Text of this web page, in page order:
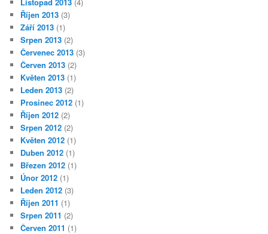
Říjen 2013 (3)
Září 2013 (1)
Srpen 2013 (2)
Červenec 2013 (3)
Červen 2013 (2)
Květen 2013 (1)
Leden 2013 (2)
Prosinec 2012 (1)
Říjen 2012 (2)
Srpen 2012 (2)
Květen 2012 (1)
Duben 2012 (1)
Březen 2012 (1)
Únor 2012 (1)
Leden 2012 (3)
Říjen 2011 (1)
Srpen 2011 (2)
Červen 2011 (1)